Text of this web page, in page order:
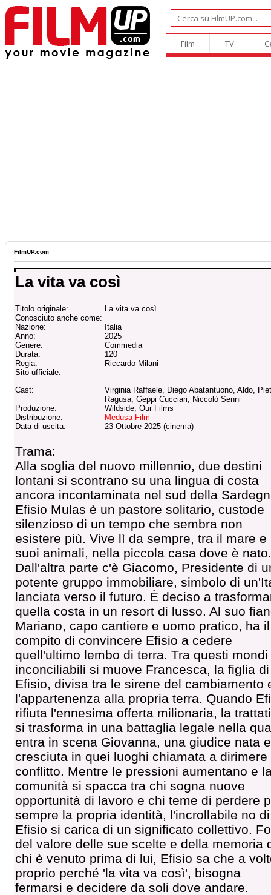
Film TV
FilmUP.com
La vita va così
Titolo originale:
La vita va così
Conosciuto anche come:
Nazione:
Italia
Anno:
2025
Genere:
Commedia
Durata:
120
Regia:
Riccardo Milani
Sito ufficiale:
Cast:
Virginia Raffaele, Diego Abatantuono, Aldo,
Ragusa, Geppi Cucciari, Niccolò Senni
Produzione:
Wildside, Our Films
Distribuzione:
Medusa Film
Data di uscita:
23 Ottobre 2025 (cinema)
Trama:
Alla soglia del nuovo millennio, due destini
lontani si scontrano su una lingua di costa
ancora incontaminata nel sud della
Efisio Mulas è un pastore solitario, custode
silenzioso di un tempo che sembra non
esistere più. Vive lì da sempre, tra il mare e
suoi animali, nella piccola casa dove è nato.
Dall'altra parte c'è Giacomo, Presidente di
potente gruppo immobiliare, simbolo di
lanciata verso il futuro. È deciso a
quella costa in un resort di lusso. Al suo
Mariano, capo cantiere e uomo pratico, ha il
compito di convincere Efisio a cedere
quell'ultimo lembo di terra. Tra questi mondi
inconciliabili si muove Francesca, la figlia di
Efisio, divisa tra le sirene del cambiamento
l'appartenenza alla propria terra. Quando
rifiuta l'ennesima offerta milionaria, la
si trasforma in una battaglia legale nella
entra in scena Giovanna, una giudice nata e
cresciuta in quei luoghi chiamata a dirimere
conflitto. Mentre le pressioni aumentano e
comunità si spacca tra chi sogna nuove
opportunità di lavoro e chi teme di perdere
sempre la propria identità, l'incrollabile no di
Efisio si carica di un significato collettivo.
del valore delle sue scelte e della memoria
chi è venuto prima di lui, Efisio sa che a
proprio perché 'la vita va così', bisogna
fermarsi e decidere da soli dove andare.